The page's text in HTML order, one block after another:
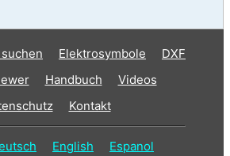
Elektrosymbole
DXF
Handbuch
Videos
Kontakt
English Espanol